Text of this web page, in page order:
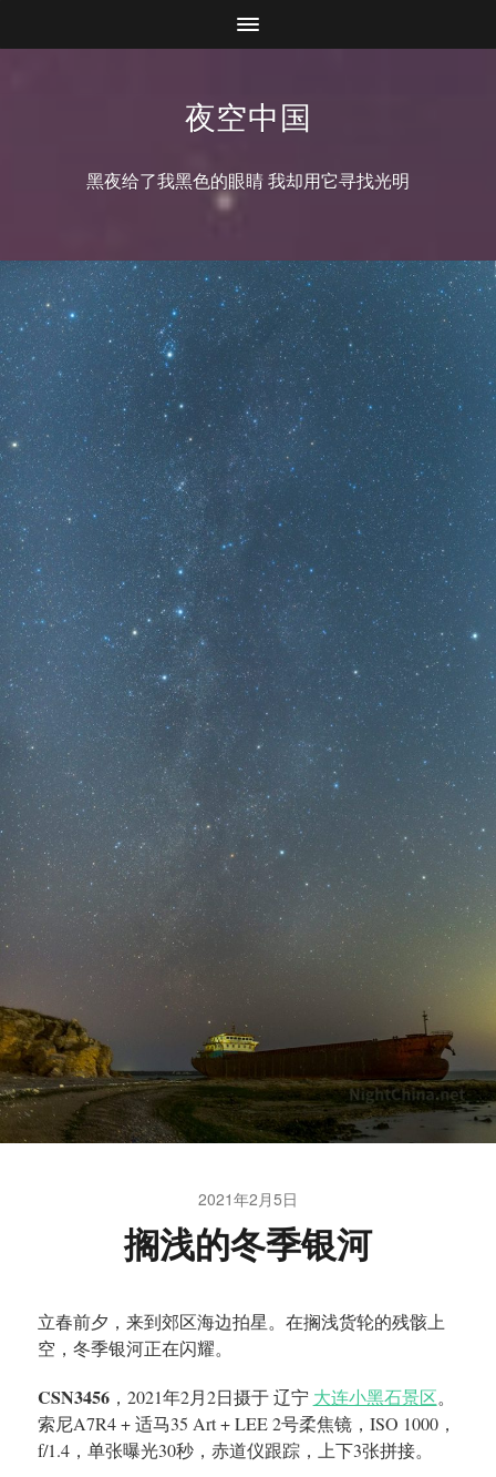
夜空中国
黑夜给了我黑色的眼睛 我却用它寻找光明
2021年2月5日
搁浅的冬季银河
立春前夕，来到郊区海边拍星。在搁浅货轮的残骸上
空，冬季银河正在闪耀。
CSN3456，2021年2月2日摄于 辽宁 大连小黑石景区。
索尼A7R4 + 适马35 Art + LEE 2号柔焦镜，ISO 1000，
f/1.4，单张曝光30秒，赤道仪跟踪，上下3张拼接。